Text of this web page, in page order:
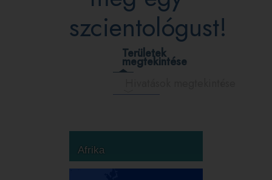
szcientológust!
Területek
megtekintése
Afrika